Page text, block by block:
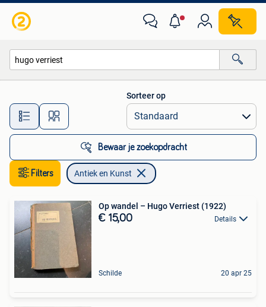
Alle afstanden…
Sorteer op
Bewaar je zoekopdracht
Filters Antiek en Kunst
Op wandel – Hugo Verriest (1922)
€ 15,00 Details
Schilde 20 apr 25